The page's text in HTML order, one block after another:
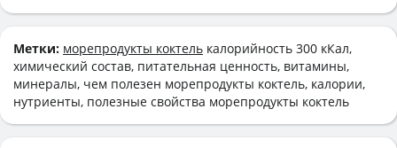
Метки: морепродукты коктель калорийность 300 кКал,
химический состав, питательная ценность, витамины,
минералы, чем полезен морепродукты коктель, калории,
нутриенты, полезные свойства морепродукты коктель